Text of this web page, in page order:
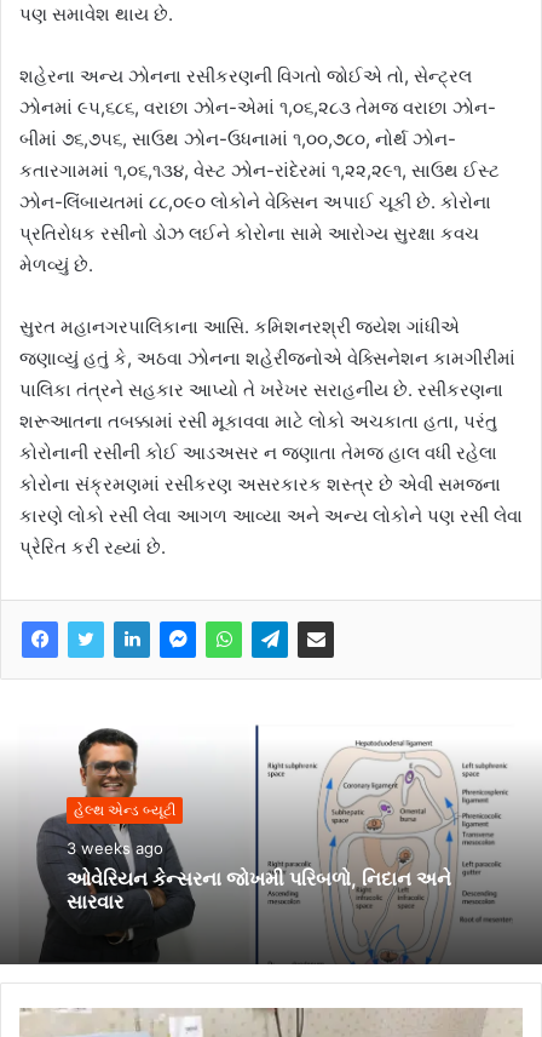
પણ સમાવેશ થાય છે.
શહેરના અન્ય ઝોનના રસીકરણની વિગતો જોઈએ તો, સેન્ટ્રલ
ઝોનમાં ૯૫,૬૮૬, વરાછા ઝોન-એમાં ૧,૦૬,૨૮૩ તેમજ વરાછા ઝોન-
બીમાં ૭૬,૭૫૬, સાઉથ ઝોન-ઉધનામાં ૧,૦૦,૭૮૦, નોર્થ ઝોન-
કતારગામમાં ૧,૦૬,૧૩૪, વેસ્ટ ઝોન-રાંદેરમાં ૧,૨૨,૨૯૧, સાઉથ ઈસ્ટ
ઝોન-લિંબાયતમાં ૮૮,૦૯૦ લોકોને વેક્સિન અપાઈ ચૂકી છે. કોરોના
પ્રતિરોધક રસીનો ડોઝ લઈને કોરોના સામે આરોગ્ય સુરક્ષા કવચ
મેળવ્યું છે.
સુરત મહાનગરપાલિકાના આસિ. કમિશનરશ્રી જયેશ ગાંધીએ
જણાવ્યું હતું કે, અઠવા ઝોનના શહેરીજનોએ વેક્સિનેશન કામગીરીમાં
પાલિકા તંત્રને સહકાર આપ્યો તે ખરેખર સરાહનીય છે. રસીકરણના
શરૂઆતના તબક્કામાં રસી મૂકાવવા માટે લોકો અચકાતા હતા, પરંતુ
કોરોનાની રસીની કોઈ આડઅસર ન જણાતા તેમજ હાલ વધી રહેલા
કોરોના સંક્રમણમાં રસીકરણ અસરકારક શસ્ત્ર છે એવી સમજના
કારણે લોકો રસી લેવા આગળ આવ્યા અને અન્ય લોકોને પણ રસી લેવા
પ્રેરિત કરી રહ્યાં છે.
હેલ્થ એન્ડ બ્યૂટી
3 weeks ago
ઓવેરિયન કેન્સરના જોખમી પરિબળો, નિદાન અને
સારવાર